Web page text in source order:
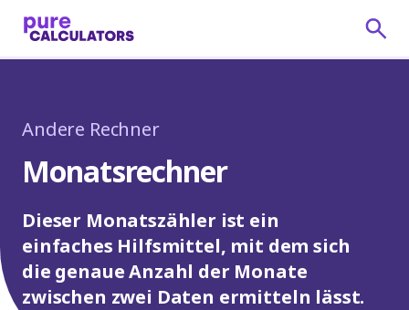
Andere Rechner
Monatsrechner
Dieser Monatszähler ist ein
einfaches Hilfsmittel, mit dem sich
die genaue Anzahl der Monate
zwischen zwei Daten ermitteln lässt.